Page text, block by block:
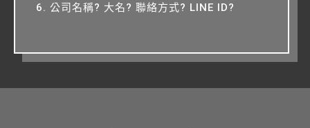
6. 公司名稱? 大名? 聯絡方式? LINE ID?